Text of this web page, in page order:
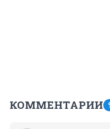
КОММЕНТАРИИ